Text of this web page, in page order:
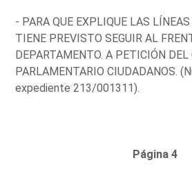
- PARA QUE EXPLIQUE LAS LÍNEAS
TIENE PREVISTO SEGUIR AL
DEPARTAMENTO. A PETICIÓN DEL
PARLAMENTARIO CIUDADANOS.
expediente 213/001311).
Página 4